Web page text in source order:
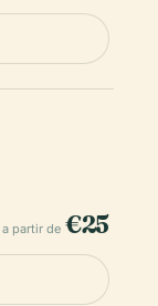
a partir de €25